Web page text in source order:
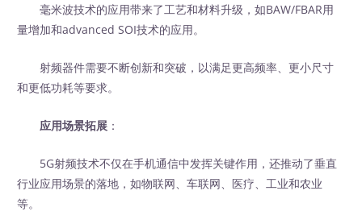
毫米波技术的应用带来了工艺和材料升级，如BAW/FBAR用
量增加和advanced SOI技术的应用。
射频器件需要不断创新和突破，以满足更高频率、更小尺寸
和更低功耗等要求。
应用场景拓展 ：
5G射频技术不仅在手机通信中发挥关键作用，还推动了垂直
行业应用场景的落地，如物联网、车联网、医疗、工业和农业
等。